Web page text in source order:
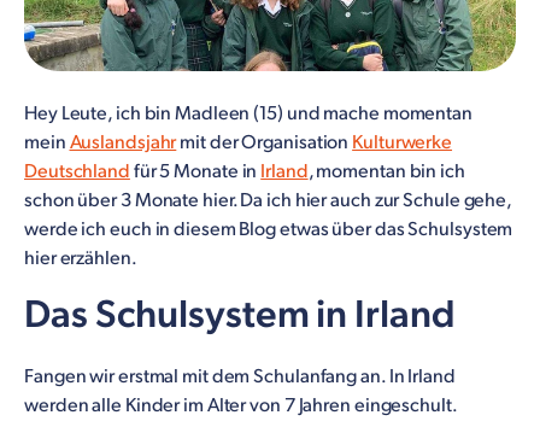
Hey Leute, ich bin Madleen (15) und mache momentan
mein Auslandsjahrmit der Organisation Kulturwerke
Deutschland für 5 Monate in Irland, momentan bin ich
schon über 3 Monate hier. Da ich hier auch zur Schule gehe,
werde ich euch in diesem Blog etwas über das Schulsystem
hier erzählen.
Das Schulsystem in Irland
Fangen wir erstmal mit dem Schulanfang an. In Irland
werden alle Kinder im Alter von 7 Jahren eingeschult.